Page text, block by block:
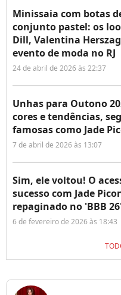
Minissaia com botas
conjunto pastel: os
Dill, Valentina
evento de moda no RJ
24 de abril de 2026 às 22:37
Unhas para Outono
cores e tendências,
famosas como Jade
7 de abril de 2026 às 13:07
Sim, ele voltou! O
sucesso com Jade
repaginado no 'BBB
6 de fevereiro de 2026 às 18:43